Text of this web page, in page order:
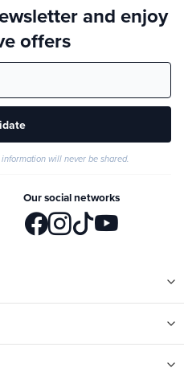
and enjoy
offers
will never be shared.
Our social networks